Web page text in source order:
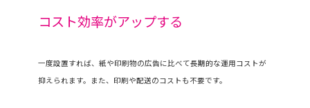
コスト効率がアップする
一度設置すれば、紙や印刷物の広告に比べて長期的な運用コストが
抑えられます。また、印刷や配送のコストも不要です。